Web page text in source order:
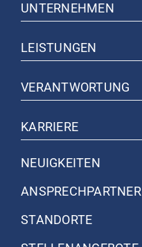
UNTERNEHMEN
LEISTUNGEN
VERANTWORTUNG
KARRIERE
NEUIGKEITEN
ANSPRECH­PARTNER
STANDORTE